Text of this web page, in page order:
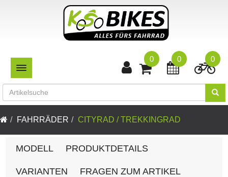
TOGGLE NAVIGATION
0
0
0
FAHRRÄDER CITYRAD / TREKKINGRAD
MODELL PRODUKTDETAILS
VARIANTEN FRAGEN ZUM ARTIKEL